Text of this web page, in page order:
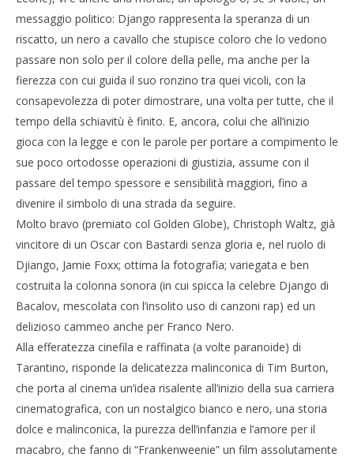
messaggio politico: Django rappresenta la speranza di un
riscatto, un nero a cavallo che stupisce coloro che lo vedono
passare non solo per il colore della pelle, ma anche per la
fierezza con cui guida il suo ronzino tra quei vicoli, con la
consapevolezza di poter dimostrare, una volta per tutte, che il
tempo della schiavitù è finito. E, ancora, colui che all’inizio
gioca con la legge e con le parole per portare a compimento le
sue poco ortodosse operazioni di giustizia, assume con il
passare del tempo spessore e sensibilità maggiori, fino a
divenire il simbolo di una strada da seguire.
Molto bravo (premiato col Golden Globe), Christoph Waltz, già
vincitore di un Oscar con Bastardi senza gloria e, nel ruolo di
Djiango, Jamie Foxx; ottima la fotografia; variegata e ben
costruita la colonna sonora (in cui spicca la celebre Django di
Bacalov, mescolata con l’insolito uso di canzoni rap) ed un
delizioso cammeo anche per Franco Nero.
Alla efferatezza cinefila e raffinata (a volte paranoide) di
Tarantino, risponde la delicatezza malinconica di Tim Burton,
che porta al cinema un’idea risalente all’inizio della sua carriera
cinematografica, con un nostalgico bianco e nero, una storia
dolce e malinconica, la purezza dell’infanzia e l’amore per il
macabro, che fanno di “Frankenweenie” un film assolutamente